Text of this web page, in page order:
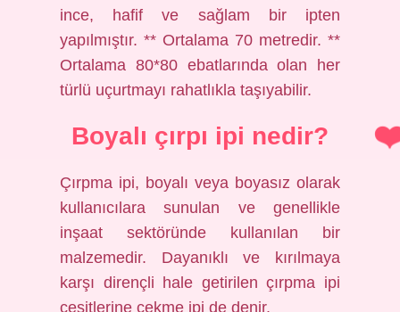
ince, hafif ve sağlam bir ipten
yapılmıştır. ** Ortalama 70 metredir. **
Ortalama 80*80 ebatlarında olan her
türlü uçurtmayı rahatlıkla taşıyabilir.
Boyalı çırpı ipi nedir?
Çırpma ipi, boyalı veya boyasız olarak
kullanıcılara sunulan ve genellikle
inşaat sektöründe kullanılan bir
malzemedir. Dayanıklı ve kırılmaya
karşı dirençli hale getirilen çırpma ipi
çeşitlerine çekme ipi de denir.